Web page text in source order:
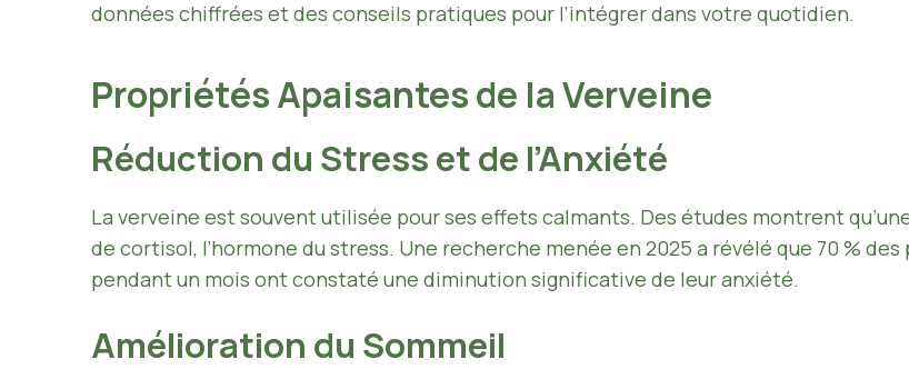
données chiffrées et des conseils pratiques pour l’intégrer dans votre quotidien.
Propriétés Apaisantes de la Verveine
Réduction du Stress et de l’Anxiété
La verveine est souvent utilisée pour ses effets calmants. Des études montrent
de cortisol, l’hormone du stress. Une recherche menée en 2025 a révélé que 70 %
pendant un mois ont constaté une diminution significative de leur anxiété.
Amélioration du Sommeil